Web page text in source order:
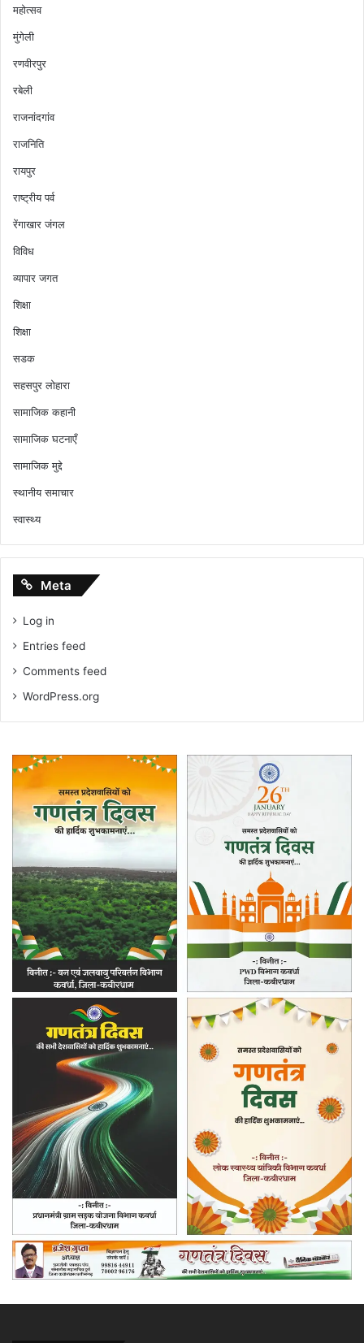
महोत्सव
मुंगेली
रणवीरपुर
रबेली
राजनांदगांव
राजनिति
रायपुर
राष्ट्रीय पर्व
रेंगाखार जंगल
विविध
व्यापार जगत
शिक्षा
शिक्षा
सडक
सहसपुर लोहारा
सामाजिक कहानी
सामाजिक घटनाएँ
सामाजिक मुद्दे
स्थानीय समाचार
स्वास्थ्य
Meta
Log in
Entries feed
Comments feed
WordPress.org